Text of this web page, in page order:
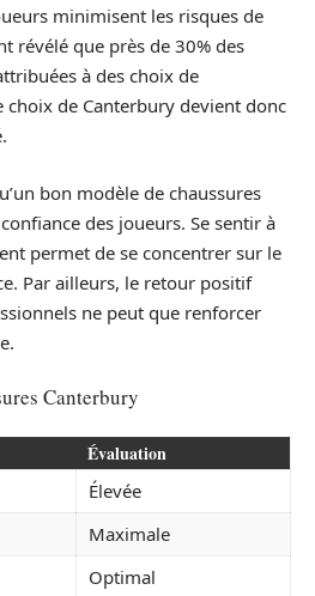
minimisent les risques de
révélé que près de 30% des
à des choix de
choix de Canterbury devient donc
bon modèle de chaussures
des joueurs. Se sentir à
permet de se concentrer sur le
Par ailleurs, le retour positif
ne peut que renforcer
Canterbury
Évaluation
Élevée
Maximale
Optimal